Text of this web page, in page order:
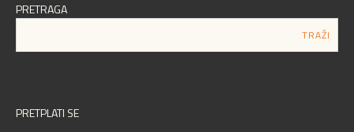
PRETRAGA
PRETPLATI SE